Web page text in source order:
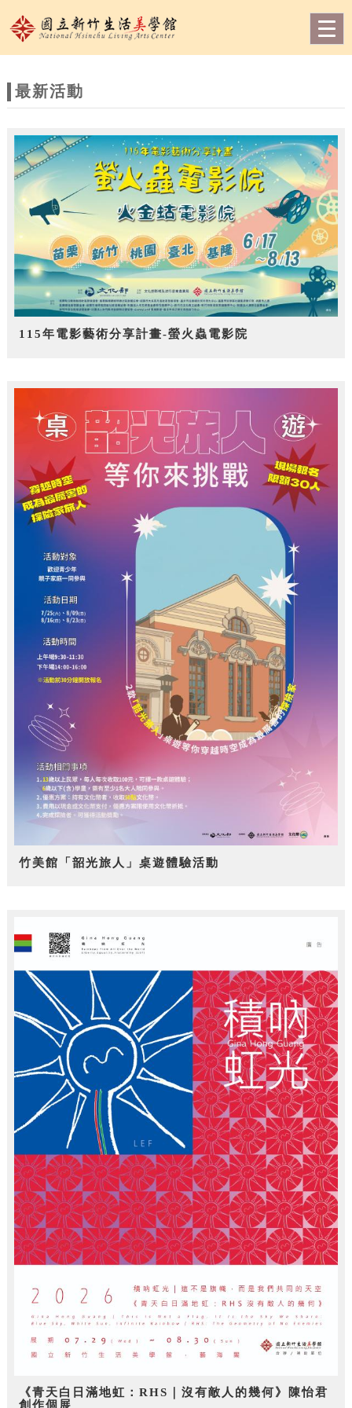
網
站
題
最新活動
115年電影藝術分享計畫-螢火蟲電影院
竹美館「韶光旅人」桌遊體驗活動
《青天白日滿地虹：RHS｜沒有敵人的幾何》陳怡君
創作個展